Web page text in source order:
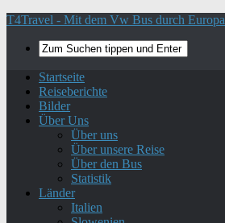
T4Travel - Mit dem Vw Bus durch Europa
Startseite
Reiseberichte
Bilder
Über Uns
Über uns
Über unsere Reise
Über den Bus
Statistik
Länder
Italien